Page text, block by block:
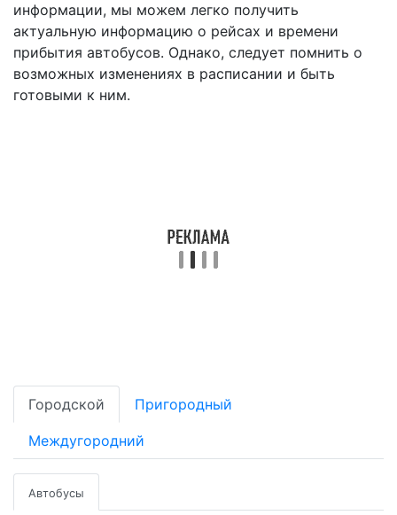
информации, мы можем легко получить
актуальную информацию о рейсах и времени
прибытия автобусов. Однако, следует помнить о
возможных изменениях в расписании и быть
готовыми к ним.
Городской Пригородный
Междугородний
Автобусы